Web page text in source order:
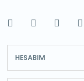
HESABIM